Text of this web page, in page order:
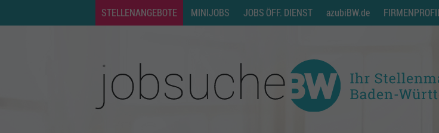
STELLENANGEBOTE MINIJOBS JOBS ÖFF. DIENST azubiBW.de